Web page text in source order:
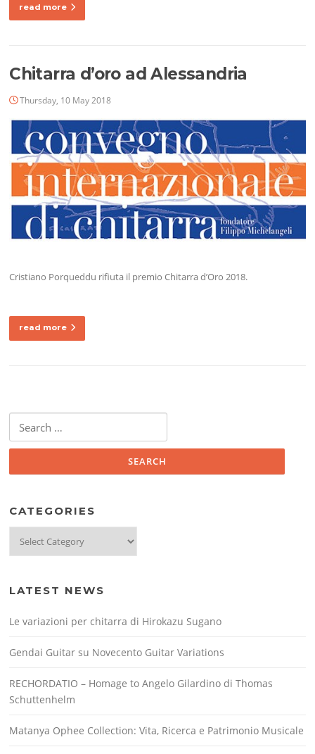
read more
Chitarra d’oro ad Alessandria
Thursday, 10 May 2018
Cristiano Porqueddu rifiuta il premio Chitarra d’Oro 2018.
read more
for:
CATEGORIES
LATEST NEWS
Le variazioni per chitarra di Hirokazu Sugano
Gendai Guitar su Novecento Guitar Variations
RECHORDATIO – Homage to Angelo Gilardino di Thomas
Schuttenhelm
Matanya Ophee Collection: Vita, Ricerca e Patrimonio Musicale